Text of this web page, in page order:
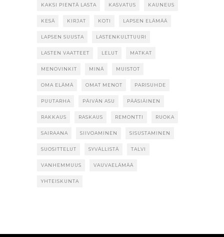
KAKSI PIENTÄ LASTA KASVATUS KAUNEUS
KESÄ KIRJAT KOTI LAPSEN ELÄMÄÄ
LAPSEN SUUSTA LASTENKULTTUURI
LASTEN VAATTEET LELUT MATKAT
MENOVINKIT MINÄ MUISTOT
OMA ELÄMÄ OMAT MENOT PARISUHDE
PUUTARHA PÄIVÄN ASU PÄÄSIÄINEN
RAKKAUS RASKAUS REMONTTI RUOKA
SAIRAANA SIIVOAMINEN SISUSTAMINEN
SUOSITTELUT SYVÄLLISTÄ TALVI
VANHEMMUUS VAUVAELÄMÄÄ
YHTEISKUNTA